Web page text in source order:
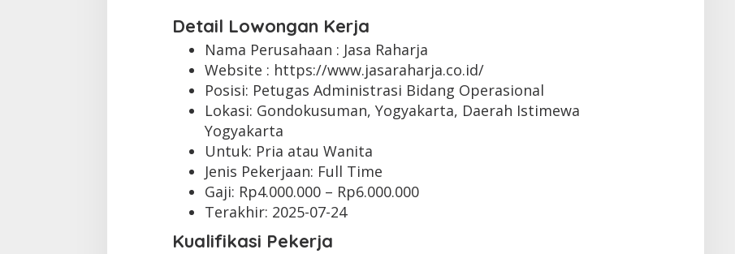
Detail Lowongan Kerja
Nama Perusahaan : Jasa Raharja
Website : https://www.jasaraharja.co.id/
Posisi: Petugas Administrasi Bidang Operasional
Lokasi: Gondokusuman, Yogyakarta, Daerah Istimewa
Yogyakarta
Untuk: Pria atau Wanita
Jenis Pekerjaan: Full Time
Gaji: Rp4.000.000– Rp6.000.000
Terakhir: 2025-07-24
Kualifikasi Pekerja